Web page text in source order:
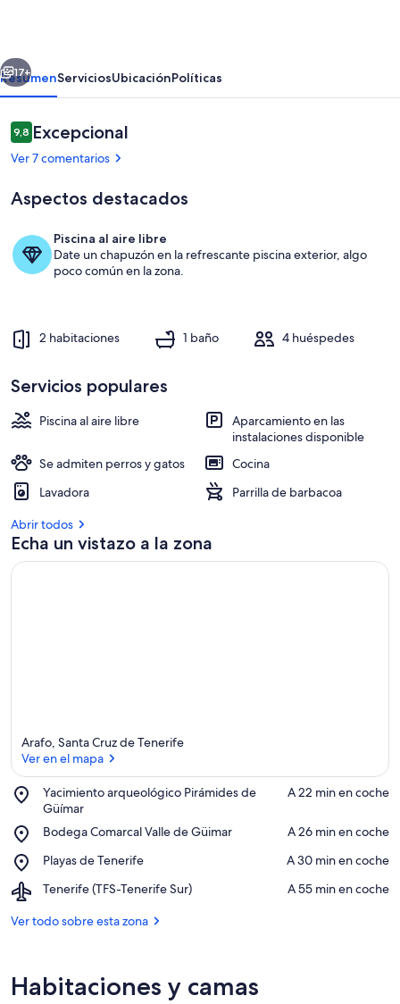
Viñedo
Ecológico
con
Jacuzzi.
Bañera de hidromasaje al aire libre
Siguiente
17+
ResumenServiciosUbicaciónPolíticas
Comentarios
9,89,8 de 10
Excepcional
Ver 7 comentarios
Aspectos destacados
Piscina al aire libre
Date un chapuzón en la refrescante piscina exterior, algo
poco común en la zona.
2 habitaciones 1 baño 4 huéspedes
Servicios populares
Piscina al aire libre
Aparcamiento en las
instalaciones disponible
Se admiten perros y gatos
Cocina
Lavadora
Parrilla de barbacoa
Abrir todos
Echa un vistazo a la zona
Arafo, Santa Cruz de Tenerife
Ver en el mapa
Yacimiento arqueológico Pirámides de
Güímar
Place,
Yacimiento
arqueológico
Pirámides
de
Güímar
‪A 22 min en coche‬
Bodega Comarcal Valle de Güimar
Place,
Comarcal
de
‪A 26 min en coche‬
Playas de Tenerife
Place,
de
‪A 30 min en coche‬
Tenerife (TFS-Tenerife Sur)
Airport,
(TFS-
‪A 55 min en coche‬
Ver todo sobre esta zona
Habitaciones y camas